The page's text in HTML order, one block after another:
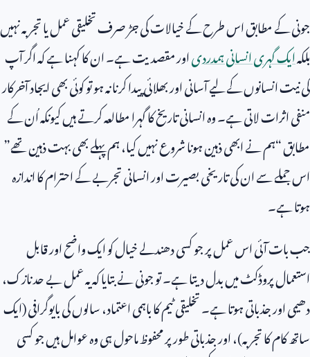
جونی کے مطابق اس طرح کے خیالات کی جڑ صرف تخلیقی عمل یا تجربہ نہیں
بلکہایک گہری انسانی ہمدردیاور مقصدیت ہے۔ ان کا کہنا ہے کہ اگر آپ
کی نیت انسانوں کے لیے آسانی اور بھلائی پیدا کرنا نہ ہو تو کوئی بھی ایجاد آخرکار
منفی اثرات لاتی ہے۔ وہ انسانی تاریخ کا گہرا مطالعہ کرتے ہیں کیونکہ اُن کے
مطابق “ہم نے ابھی ذہین ہونا شروع نہیں کیا، ہم پہلے بھی بہت ذہین تھے”
اس جملے سے ان کی تاریخی بصیرت اور انسانی تجربے کے احترام کا اندازہ
ہوتا ہے۔
جب بات آئی اس عمل پر جو کسی دھندلے خیال کو ایک واضح اور قابل
استعمال پروڈکٹ میں بدل دیتا ہے۔ تو جونی نے بتایا کہ یہ عمل بے حد نازک،
دھیمی اور جذباتی ہوتا ہے۔ تخلیقی ٹیم کا باہمی اعتماد، سالوں کی بایوگرافی (ایک
ساتھ کام کا تجربہ)، اور جذباتی طور پر محفوظ ماحول ہی وہ عوامل ہیں جو کسی